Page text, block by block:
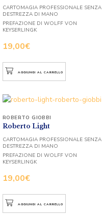
19,00€
CARTOMAGIA PROFESSIONALE SENZA
DESTREZZA DI MANO
PREFAZIONE DI WOLFF VON
KEYSERLINGK
AGGIUNGI AL CARRELLO
Roberto Light
19,00€
ROBERTO GIOBBI
CARTOMAGIA PROFESSIONALE SENZA
DESTREZZA DI MANO
PREFAZIONE DI WOLFF VON
KEYSERLINGK
AGGIUNGI AL CARRELLO